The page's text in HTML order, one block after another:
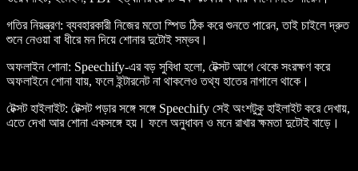
গতির নিয়ন্ত্রণ: ব্যবহারকারী নিজের মতো স্পিড ঠিক করে শুনতে পারেন, তাই চাইলে দ্রুত
শুনে নেওয়া বা ধীরে মন দিয়ে শোনার দুটোই সম্ভব।
অফলাইন শোনা: Speechify-এর বড় সুবিধা হলো, টেক্সট আগে থেকে সংরক্ষণ করে
অফলাইনে শোনা যায়, ফলে ইন্টারনেট না থাকলেও তথ্য হাতের নাগালে থাকে।
টেক্সট হাইলাইট: টেক্সট পড়ার সঙ্গে সঙ্গে Speechify সেই অংশটুকু হাইলাইট করে দেখায়,
এতে দেখা আর শোনা একসঙ্গে হয়। ফলে অনুধাবন ও মনে রাখার ক্ষমতা দুটোই বাড়ে।